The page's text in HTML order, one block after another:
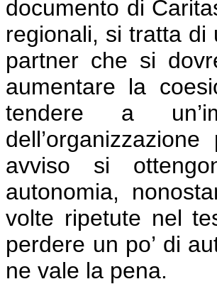
documento di
regionali, si tratta di
partner che si
aumentare la
tendere a
avviso si
autonomia,
volte ripetute nel
perdere un po’ di
ne vale la pena.